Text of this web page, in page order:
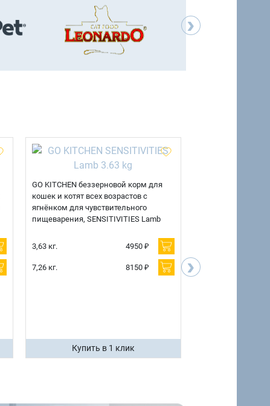
›
GO KITCHEN беззерновой корм для
кошек и котят всех возрастов с
ягнёнком для чувствительного
пищеварения, SENSITIVITIES Lamb
3,63 кг. 4950 ₽
7,26 кг. 8150 ₽
Купить в 1 клик
7,26 кг.
›